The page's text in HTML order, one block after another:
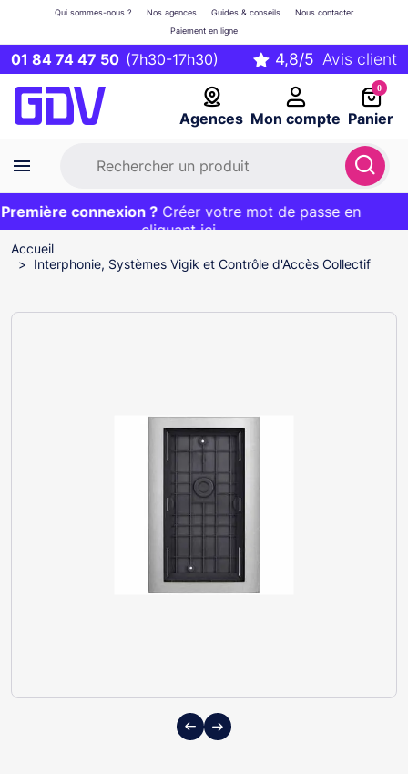
01 84 74 47 50 (7h30-17h30)
Agences Mon compte
Qui sommes-nous ? Nos agences Guides & conseils
Nous contacter
Paiement en ligne
0
Panier
Première commande ?20€ OFFERT sur votre panier
et livraison 24/48h gratuite avec le codeBIENVENUE
connexion ? Créer votre mot de passe en
cliquant ici
EXCLU WEB :
Accueil
Interphonie, Systèmes Vigik et Contrôle d'Accès Collectif
Previous
Next